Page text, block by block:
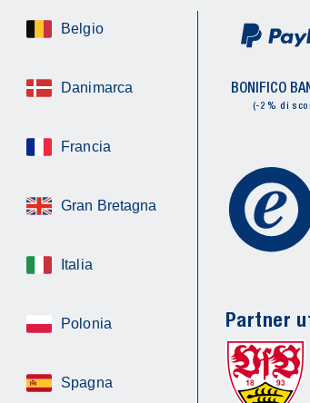
Belgio
Danimarca
Francia
Gran Bretagna
Italia
Polonia
Spagna
BONIFICO
(-2 % di
Partner